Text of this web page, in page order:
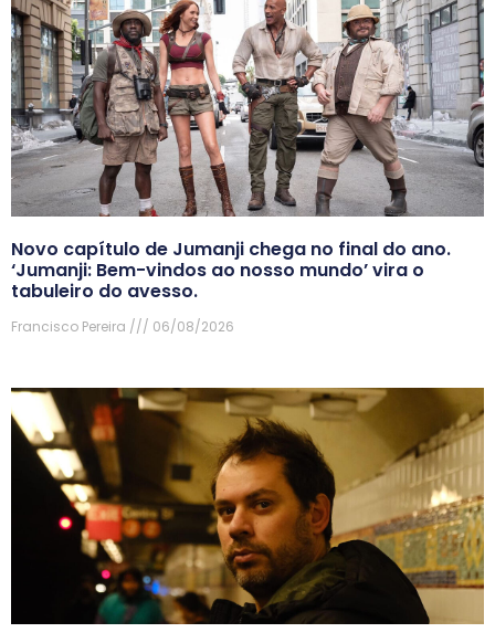
Novo capítulo de Jumanji chega no final do ano.
‘Jumanji: Bem-vindos ao nosso mundo’ vira o
tabuleiro do avesso.
Francisco Pereira 06/08/2026